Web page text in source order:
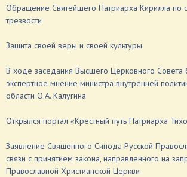
Обращение Святейшего Патриарха Кирилла по
трезвости
Защита своей веры и своей культуры
В ходе заседания Высшего Церковного Совета
экспертное мнение министра внутренней
области О.А. Калугина
Открылся портал «Крестный путь Патриарха
Заявление Священного Синода Русской
связи с принятием закона, направленного на
Православной Христианской Церкви